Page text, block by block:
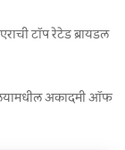
टॉप रेटेड ब्रायडल
अकादमी ऑफ